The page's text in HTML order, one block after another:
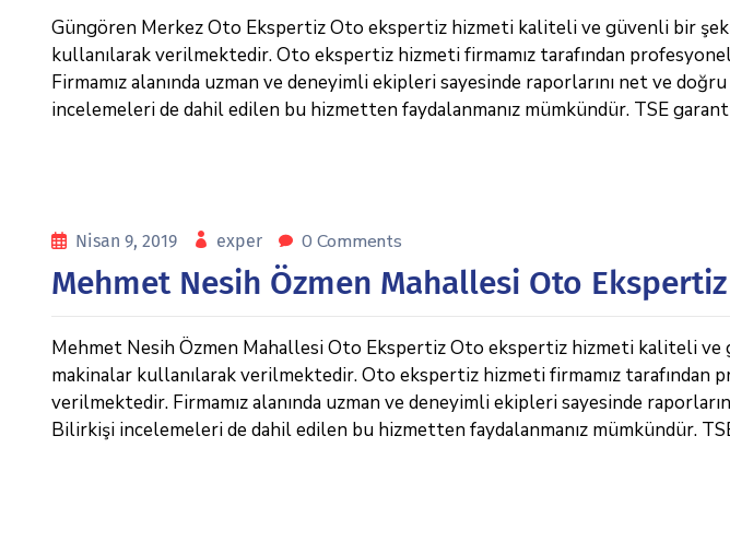
Güngören Merkez Oto Ekspertiz Oto ekspertiz hizmeti kaliteli ve güvenli bir
kullanılarak verilmektedir. Oto ekspertiz hizmeti firmamız tarafından
Firmamız alanında uzman ve deneyimli ekipleri sayesinde raporlarını net ve
incelemeleri de dahil edilen bu hizmetten faydalanmanız mümkündür. TSE
Nisan 9, 2019 exper 0 Comments
Mehmet Nesih Özmen Mahallesi Oto Ekspertiz
Mehmet Nesih Özmen Mahallesi Oto Ekspertiz Oto ekspertiz hizmeti kaliteli
makinalar kullanılarak verilmektedir. Oto ekspertiz hizmeti firmamız tarafından
verilmektedir. Firmamız alanında uzman ve deneyimli ekipleri sayesinde
Bilirkişi incelemeleri de dahil edilen bu hizmetten faydalanmanız mümkündür.